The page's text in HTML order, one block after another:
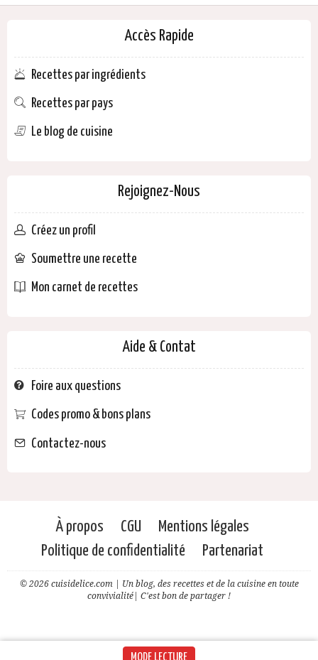
MODE LECTURE
Accès Rapide
Recettes par ingrédients
Recettes par pays
Le blog de cuisine
Rejoignez-Nous
Créez un profil
Soumettre une recette
Mon carnet de recettes
Aide & Contat
Foire aux questions
Codes promo & bons plans
Contactez-nous
À propos CGU
Mentions légales
Politique de confidentialité
Partenariat
© 2026 cuisidelice.com | Un blog, des recettes et de la cuisine en toute
convivialité| C'est bon de partager !